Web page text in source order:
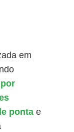
em
ponta e